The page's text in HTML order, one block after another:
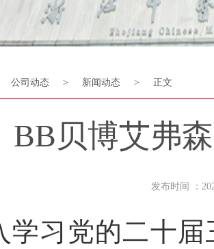
公司动态 > 新闻动态 > 正文
BB贝博艾弗
发布时间 ：
学习党的二十